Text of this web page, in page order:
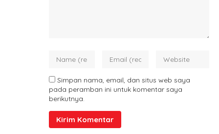
Simpan nama, email, dan situs web saya
pada peramban ini untuk komentar saya
berikutnya.